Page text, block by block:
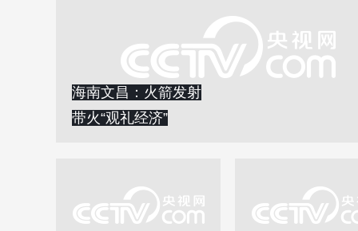
知识！
海南文昌：火箭发射
带火“观礼经济”